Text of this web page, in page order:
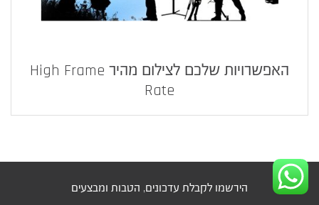
האפשרויות שלכם לצילום מהיר High Frame
Rate
הירשמו לקבלת עדכונים, הטבות ומבצעים